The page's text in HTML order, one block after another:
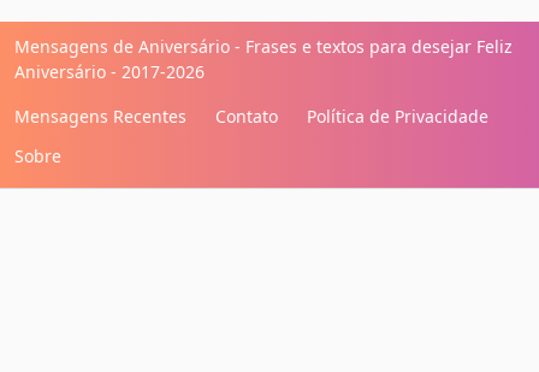
Mensagens de Aniversário - Frases e textos para desejar Feliz
Aniversário - 2017-2026
Mensagens Recentes
Contato
Política de Privacidade
Sobre